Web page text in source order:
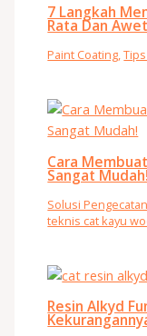
7 Langkah
Rata Dan
Paint Coating,
Cara
Sangat
Solusi
teknis cat kayu
Resin Alkyd